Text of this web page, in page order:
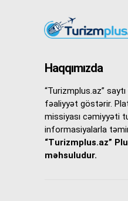
Haqqımızda
“Turizmplus.az”
fəaliyyət göstərir.
missiyası cəmiyyəti
informasiyalarla
“Turizmplus.az”
məhsuludur.